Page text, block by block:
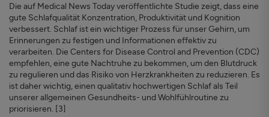
Die auf Medical News Today veröffentlichte Studie zeigt, dass eine
gute Schlafqualität Konzentration, Produktivität und Kognition
verbessert. Schlaf ist ein wichtiger Prozess für unser Gehirn, um
Erinnerungen zu festigen und Informationen effektiv zu
verarbeiten. Die Centers for Disease Control and Prevention (CDC)
empfehlen, eine gute Nachtruhe zu bekommen, um den Blutdruck
zu regulieren und das Risiko von Herzkrankheiten zu reduzieren. Es
ist daher wichtig, einen qualitativ hochwertigen Schlaf als Teil
unserer allgemeinen Gesundheits- und Wohlfühlroutine zu
priorisieren. [3]